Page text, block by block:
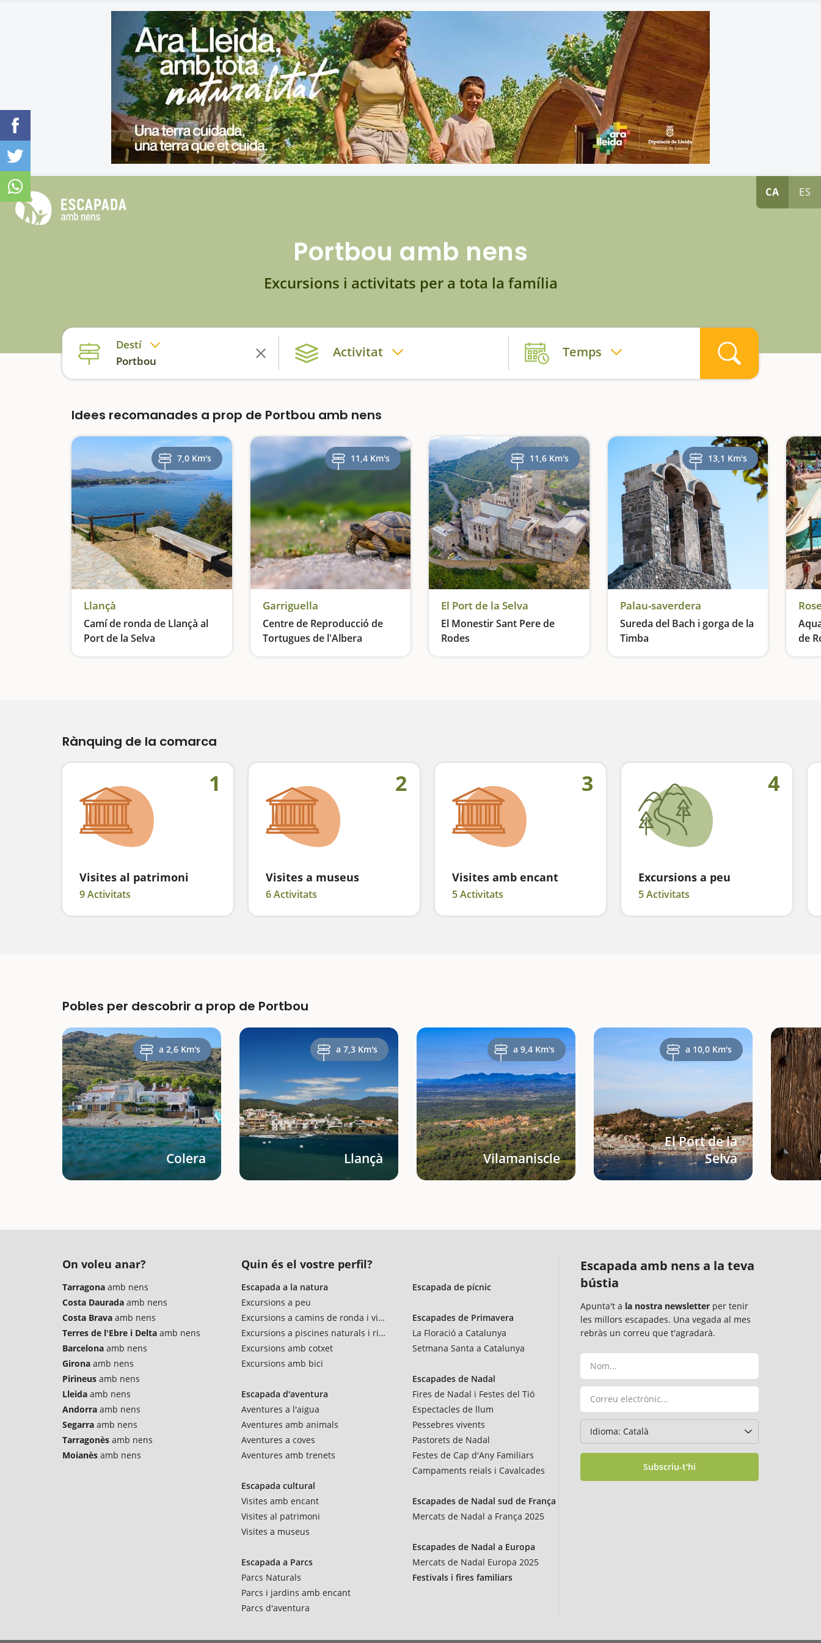
CA ES
Portbou amb nens
Excursions i activitats per a tota la família
Destí
Portbou
Activitat Temps
Idees recomanades a prop de Portbou amb nens
7,0 Km's
Llançà
Camí de ronda de Llançà al
Port de la Selva
Via verda, blava i blanca
11,4 Km's
Garriguella
Centre de Reproducció de
Tortugues de l'Albera
Recuperant la tortuga
11,6 Km's
El Port de la Selva
El Monestir Sant Pere de
Rodes
Patrimoni en un marc espectacular
13,1 Km's
Palau-saverdera
Sureda del Bach i gorga de la
Timba
Molta varietat en poca estona
de
Un
Rànquing de la comarca
1
Visites al patrimoni
9 Activitats
2
Visites a museus
6 Activitats
3
Visites amb encant
5 Activitats
4
Excursions a peu
5 Activitats
Pobles per descobrir a prop de Portbou
a 2,6 Km's
Colera
a 7,3 Km's
Llançà
a 9,4 Km's
Vilamaniscle
a 10,0 Km's
El Port de la
Selva
On voleu anar?
Tarragona amb nens
Costa Daurada amb nens
Costa Brava amb nens
Terres de l'Ebre i Delta amb nens
Barcelona amb nens
Girona amb nens
Pirineus amb nens
Lleida amb nens
Andorra amb nens
Segarra amb nens
Tarragonès amb nens
Moianès amb nens
Quin és el vostre perfil?
Escapada a la natura
Excursions a peu
Excursions a camins de ronda i vies verdes
Excursions a piscines naturals i rius
Excursions amb cotxet
Excursions amb bici
Escapada d'aventura
Aventures a l'aigua
Aventures amb animals
Aventures a coves
Aventures amb trenets
Escapada cultural
Visites amb encant
Visites al patrimoni
Visites a museus
Escapada a Parcs
Parcs Naturals
Parcs i jardins amb encant
Parcs d'aventura
Escapada de pícnic
Escapades de Primavera
La Floració a Catalunya
Setmana Santa a Catalunya
Escapades de Nadal
Fires de Nadal i Festes del Tió
Espectacles de llum
Pessebres vivents
Pastorets de Nadal
Festes de Cap d'Any Familiars
Campaments reials i Cavalcades
Escapades de Nadal sud de França
Mercats de Nadal a França 2025
Escapades de Nadal a Europa
Mercats de Nadal Europa 2025
Festivals i fires familiars
Escapada amb nens a la teva
bústia
Apunta't a la nostra newsletter per tenir
les millors escapades. Una vegada al mes
rebràs un correu que t'agradarà.
Subscriu-t'hi